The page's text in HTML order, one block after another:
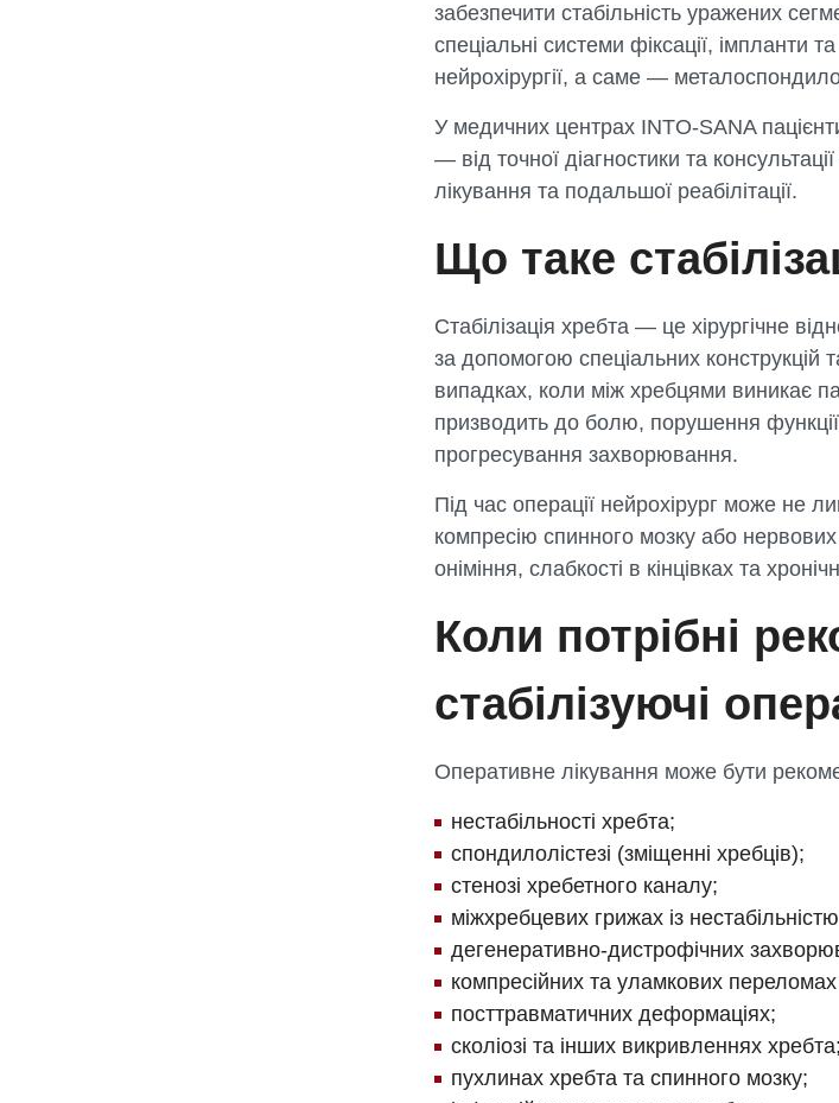
забезпечити стабільність уражених
спеціальні системи фіксації, імпланти
нейрохірургії, а саме —
У медичних центрах INTO-SANA
— від точної діагностики та
лікування та подальшої реабілітації.
Що таке
Стабілізація хребта — це хірургічне
за допомогою спеціальних конструкцій
випадках, коли між хребцями виникає
призводить до болю, порушення
прогресування захворювання.
Під час операції нейрохірург може не
компресію спинного мозку або
оніміння, слабкості в кінцівках та
Коли потрібні
стабілізуючі
Оперативне лікування може бути
нестабільності хребта;
спондилолістезі (зміщенні хребців);
стенозі хребетного каналу;
міжхребцевих грижах із
дегенеративно-дистрофічних
компресійних та уламкових переломах
посттравматичних деформаціях;
сколіозі та інших викривленнях хребта;
пухлинах хребта та спинного мозку;